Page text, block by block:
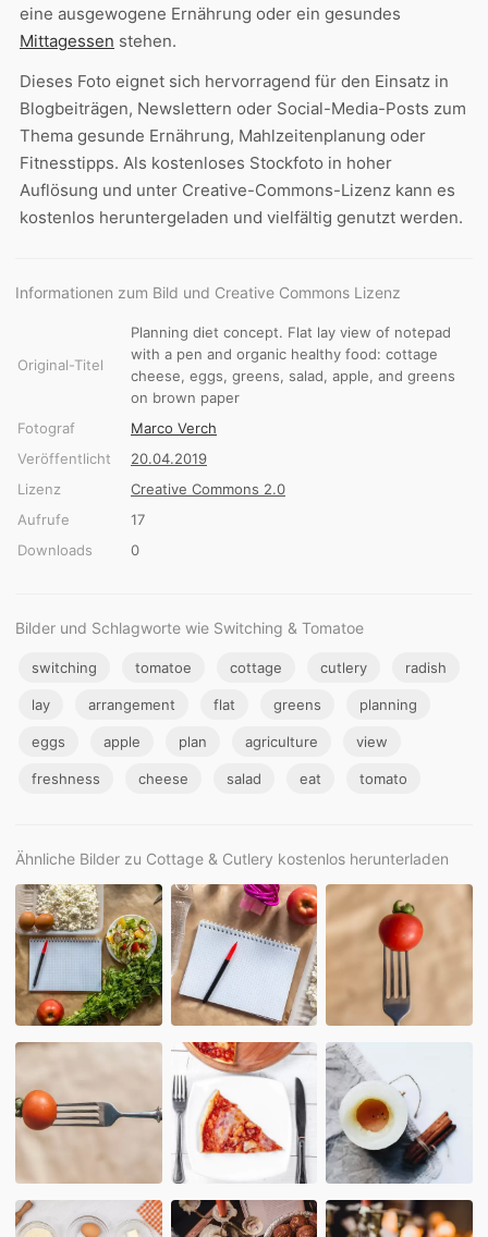
eine ausgewogene Ernährung oder ein gesundes
Mittagessen stehen.
Dieses Foto eignet sich hervorragend für den Einsatz in
Blogbeiträgen, Newslettern oder Social-Media-Posts zum
Thema gesunde Ernährung, Mahlzeitenplanung oder
Fitnesstipps. Als kostenloses Stockfoto in hoher
Auflösung und unter Creative-Commons-Lizenz kann es
kostenlos heruntergeladen und vielfältig genutzt werden.
Informationen zum Bild und Creative Commons Lizenz
Original-Titel
Planning diet concept. Flat lay view of notepad
with a pen and organic healthy food: cottage
cheese, eggs, greens, salad, apple, and greens
on brown paper
Fotograf
Marco Verch
Veröffentlicht
20.04.2019
Lizenz
Creative Commons 2.0
Aufrufe
17
Downloads
0
Bilder und Schlagworte wie Switching & Tomatoe
switching tomatoe cottage cutlery radish
lay arrangement flat greens planning
eggs apple plan agriculture view
freshness cheese salad eat tomato
Ähnliche Bilder zu Cottage & Cutlery kostenlos herunterladen